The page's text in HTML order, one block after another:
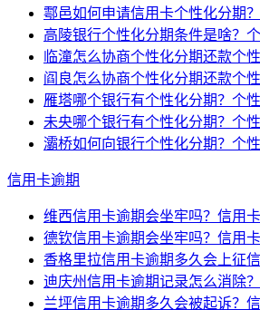
鄠邑如何申请信用卡个性化分期
高陵银行个性化分期条件是啥？
临潼怎么协商个性化分期还款个
阎良怎么协商个性化分期还款个
雁塔哪个银行有个性化分期？个
未央哪个银行有个性化分期？个
灞桥如何向银行个性化分期？个
信用卡逾期
维西信用卡逾期会坐牢吗？信用
德钦信用卡逾期会坐牢吗？信用
香格里拉信用卡逾期多久会上征
迪庆州信用卡逾期记录怎么消除
兰坪信用卡逾期多久会被起诉？